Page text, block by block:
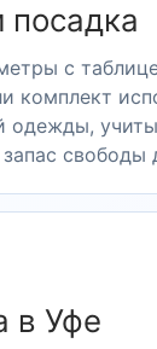
посадка
с
комплект
одежды,
свободы
в Уфе